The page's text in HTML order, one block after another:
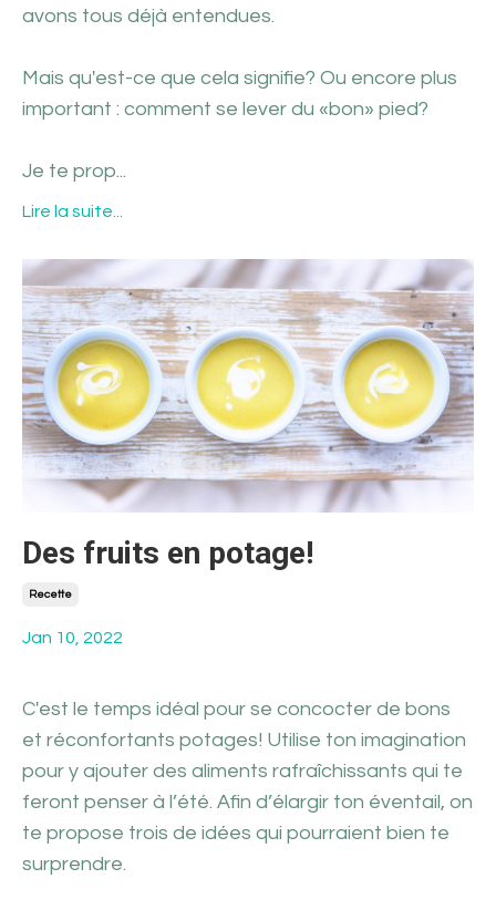
avons tous déjà entendues.
Mais qu'est-ce que cela signifie? Ou encore plus
important : comment se lever du «bon» pied?
Je te prop...
Lire la suite...
Des fruits en potage!
Recette
Jan 10, 2022
C'est le temps idéal pour se concocter de bons
et réconfortants potages! Utilise ton imagination
pour y ajouter des aliments rafraîchissants qui te
feront penser à l’été. Afin d’élargir ton éventail, on
te propose trois de idées qui pourraient bien te
surprendre.